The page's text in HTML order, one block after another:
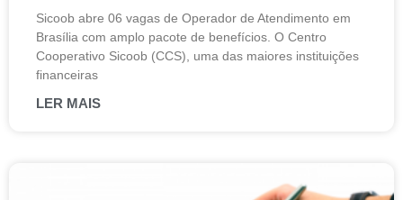
Sicoob abre 06 vagas de Operador de Atendimento em
Brasília com amplo pacote de benefícios. O Centro
Cooperativo Sicoob (CCS), uma das maiores instituições
financeiras
LER MAIS